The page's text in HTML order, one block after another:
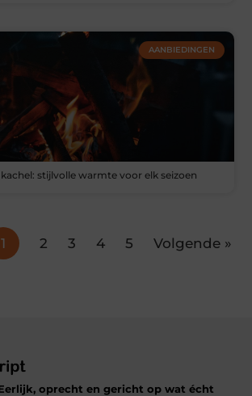
AANBIEDINGEN
stijlvolle warmte voor elk seizoen
1 2 3 4 5 Volgende »
oprecht en gericht op wat écht